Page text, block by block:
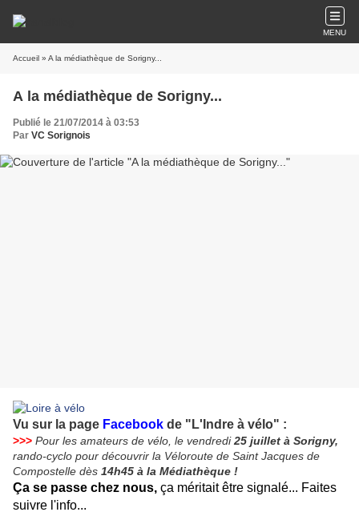
MENU
Accueil » A la médiathèque de Sorigny...
A la médiathèque de Sorigny...
Publié le 21/07/2014 à 03:53
Par VC Sorignois
Vu sur la page Facebook de "L'Indre à vélo" :
>>> Pour les amateurs de vélo, le vendredi25 juillet à Sorigny,
rando-cyclo pour découvrir la Véloroute de Saint Jacques de
Compostelle dès 14h45 à la Médiathèque !
Ça se passe chez nous, ça méritait être signalé... Faites
suivre l'info...